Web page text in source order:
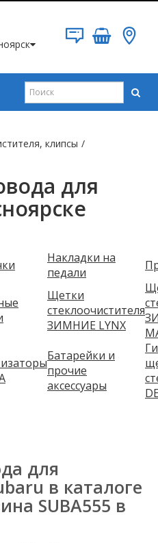
клипсы /
для
Накладки на
педали
Щетки
стеклоочистителя
ЗИМНИЕ LYNX
Батарейки и
прочие
аксессуары
для
в каталоге
SUBA555 в